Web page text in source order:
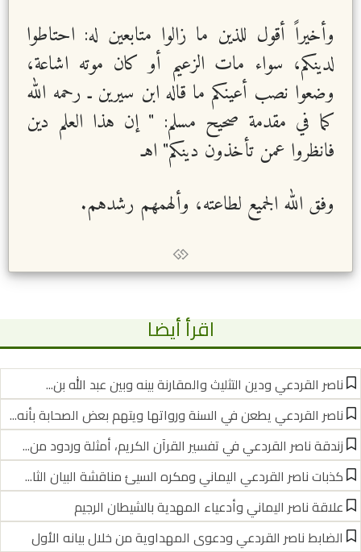
وأخيراً أقول للذين ما زالوا متابعين له: احتاطوا
لدينكم، سواء مات الزعيم أو كان موته اشاعة،
وضعوا نصب أعينكم ما قاله ابن سيرين ـ رحمه الله
كما في مقدمة صحيح مسلم: " إن هذا العلم دين
فانظروا عمن تأخذون دينكم" اهـ
وفق الله الجميع لطاعته، وألهمهم رشدهم.
اقرأ أيضا
ناصر القردعي ودين التثليث والمقارنة بينه وبين عبد الله بن...
ناصر القردعي يطعن في السنة ورواتها ويتهم بعض الصحابة بأنه...
زندقة ناصر القردعي في تفسير القرآن الكريم، أمثلة وردود من...
كذبات ناصر القردعي اليماني ومكره السيئ مناقشة البيان الثا...
علاقة ناصر اليماني وأدعياء المهدية بالشيطان الرجيم
الضابط ناصر القردعي ودعوى المهداوية من خلال بيانه الأول